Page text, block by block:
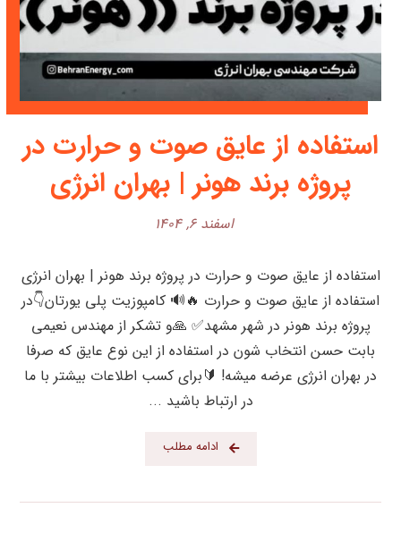
استفاده از عایق صوت و حرارت در
پروژه برند هونر | بهران انرژی
اسفند ۶, ۱۴۰۴
استفاده از عایق صوت و حرارت در پروژه برند هونر | بهران انرژی
استفاده از عایق صوت و حرارت 🔥🔊 کامپوزیت پلی یورتان👇در
پروژه برند هونر در شهر مشهد✅ 🙏و تشکر از مهندس نعیمی
بابت حسن انتخاب شون در استفاده از این نوع عایق که صرفا
در بهران انرژی عرضه میشه! 🔰برای کسب اطلاعات بیشتر با ما
در ارتباط باشید ...
ادامه مطلب